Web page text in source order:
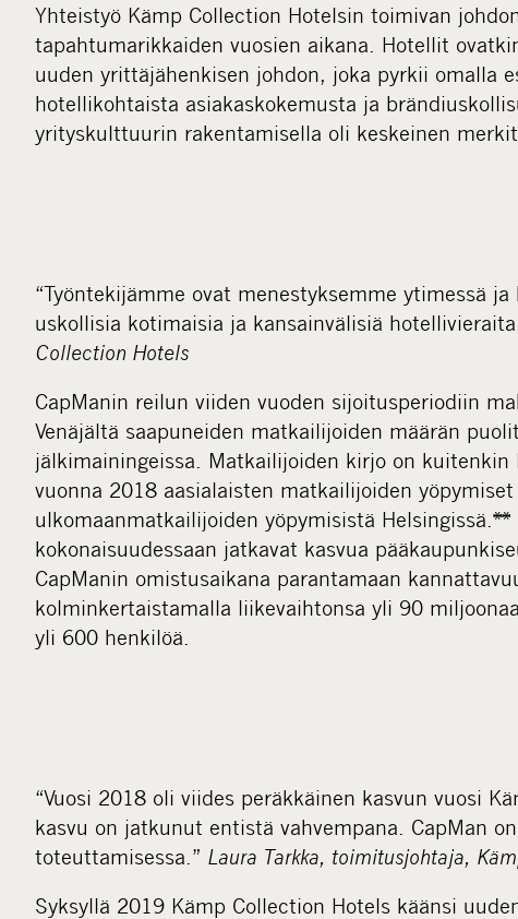
Yhteistyö Kämp Collection Hotelsin toimivan
tapahtumarikkaiden vuosien aikana. Hotellit
uuden yrittäjähenkisen johdon, joka pyrkii omalla
hotellikohtaista asiakaskokemusta ja
yrityskulttuurin rakentamisella oli keskeinen
“Työntekijämme ovat menestyksemme ytimessä
uskollisia kotimaisia ja kansainvälisiä
Collection Hotels
CapManin reilun viiden vuoden sijoitusperiodiin
Venäjältä saapuneiden matkailijoiden määrän
jälkimainingeissa. Matkailijoiden kirjo on
vuonna 2018 aasialaisten matkailijoiden
ulkomaanmatkailijoiden yöpymisistä
kokonaisuudessaan jatkavat kasvua
CapManin omistusaikana parantamaan
kolminkertaistamalla liikevaihtonsa yli 90
yli 600 henkilöä.
“Vuosi 2018 oli viides peräkkäinen kasvun vuosi
kasvu on jatkunut entistä vahvempana. CapMan
toteuttamisessa.” Laura Tarkka, toimitusjohtaja,
Syksyllä 2019 Kämp Collection Hotels käänsi